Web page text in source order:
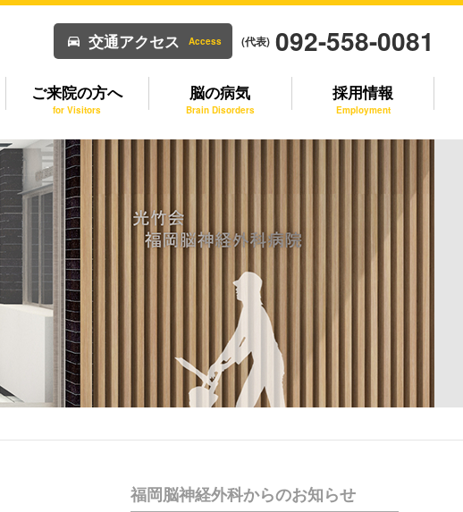
(代表) 092-558-0081
交通アクセス Access
ご来院の方へ
for Visitors
脳の病気
Brain Disorders
採用情報
Employment
福岡脳神経外科からのお知らせ